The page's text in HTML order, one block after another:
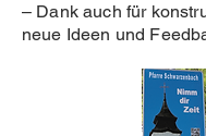
– Dank auch für
neue Ideen und